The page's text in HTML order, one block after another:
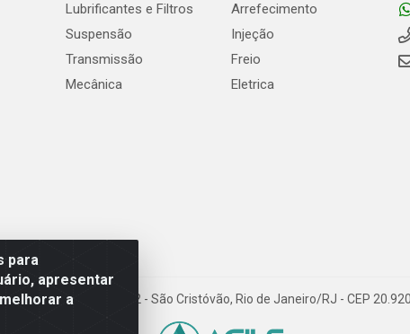
para
apresentar
a
Lubrificantes e Filtros
Suspensão
Transmissão
Mecânica
Arrefecimento
Injeção
Freio
Eletrica
de Campos, 42 - São Cristóvão, Rio de Janeiro/RJ - CEP